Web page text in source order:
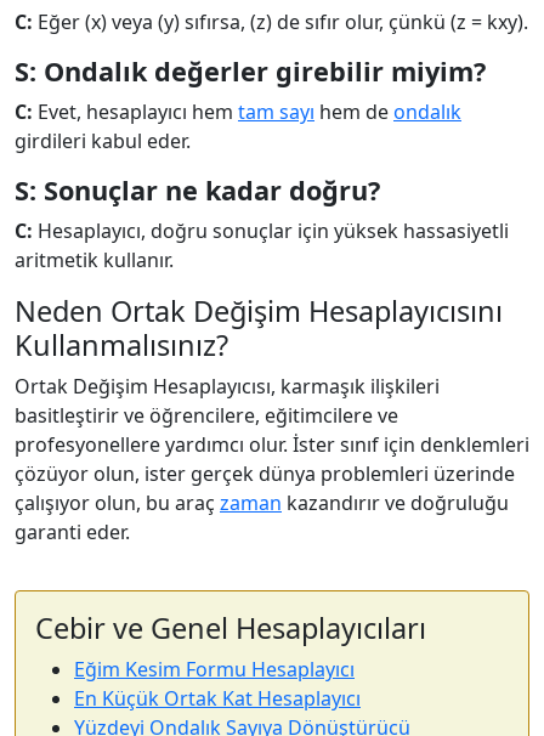
C: Eğer (x) veya (y) sıfırsa, (z) de sıfır olur, çünkü (z = kxy).
S: Ondalık değerler girebilir miyim?
C: Evet, hesaplayıcı hem tam sayı hem deondalık
girdileri kabul eder.
S: Sonuçlar ne kadar doğru?
C: Hesaplayıcı, doğru sonuçlar için yüksek hassasiyetli
aritmetik kullanır.
Neden Ortak Değişim Hesaplayıcısını
Kullanmalısınız?
Ortak Değişim Hesaplayıcısı, karmaşık ilişkileri
basitleştirir ve öğrencilere, eğitimcilere ve
profesyonellere yardımcı olur. İster sınıf için denklemleri
çözüyor olun, ister gerçek dünya problemleri üzerinde
çalışıyor olun, bu araç zaman kazandırır ve doğruluğu
garanti eder.
Cebir ve Genel Hesaplayıcıları
Eğim Kesim Formu Hesaplayıcı
En Küçük Ortak Kat Hesaplayıcı
Yüzdeyi Ondalık Sayıya Dönüştürücü